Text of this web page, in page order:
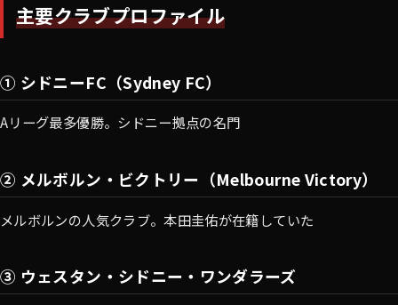
主要クラブプロファイル
① シドニーFC（Sydney FC）
Aリーグ最多優勝。シドニー拠点の名門
② メルボルン・ビクトリー（Melbourne Victory）
メルボルンの人気クラブ。本田圭佑が在籍していた
③ ウェスタン・シドニー・ワンダラーズ